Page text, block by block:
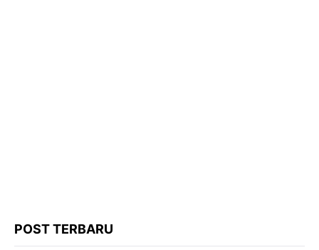
POST TERBARU